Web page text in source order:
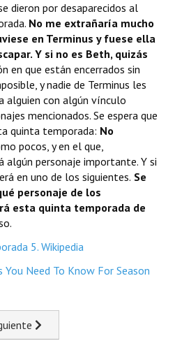
dieron por desaparecidos al
No me extrañaría mucho
en Terminus y fuese ella
Y si no es Beth, quizás
en que están encerrados sin
y nadie de Terminus les
alguien con algún vínculo
mencionados. Se espera que
quinta temporada: No
pocos, y en el que,
algún personaje importante. Y si
en uno de los siguientes. Se
personaje de los
esta quinta temporada de
5. Wikipedia
You Need To Know For Season
X, a las órdenes de Sharon Stone
article: Shutter Island. Nueva